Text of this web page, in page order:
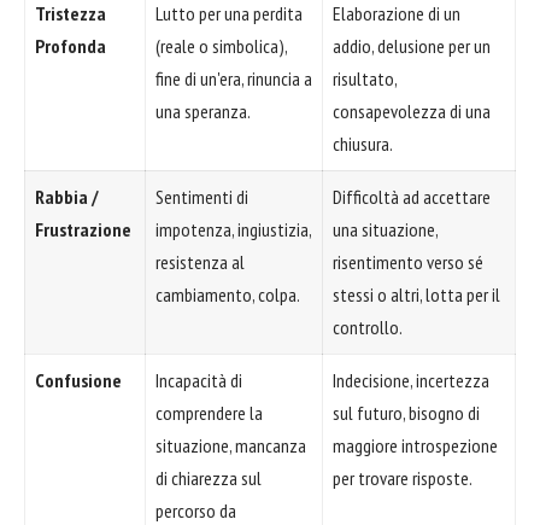
Tristezza
Profonda
Lutto per una perdita
(reale o simbolica),
fine di un'era, rinuncia a
una speranza.
Elaborazione di un
addio, delusione per un
risultato,
consapevolezza di una
chiusura.
Rabbia /
Frustrazione
Sentimenti di
impotenza, ingiustizia,
resistenza al
cambiamento, colpa.
Difficoltà ad accettare
una situazione,
risentimento verso sé
stessi o altri, lotta per il
controllo.
Confusione
Incapacità di
comprendere la
situazione, mancanza
di chiarezza sul
percorso da
Indecisione, incertezza
sul futuro, bisogno di
maggiore introspezione
per trovare risposte.